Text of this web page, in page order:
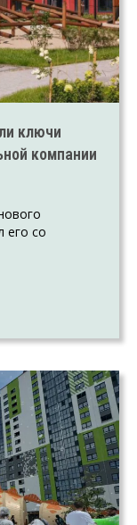
ключи
компании
его со